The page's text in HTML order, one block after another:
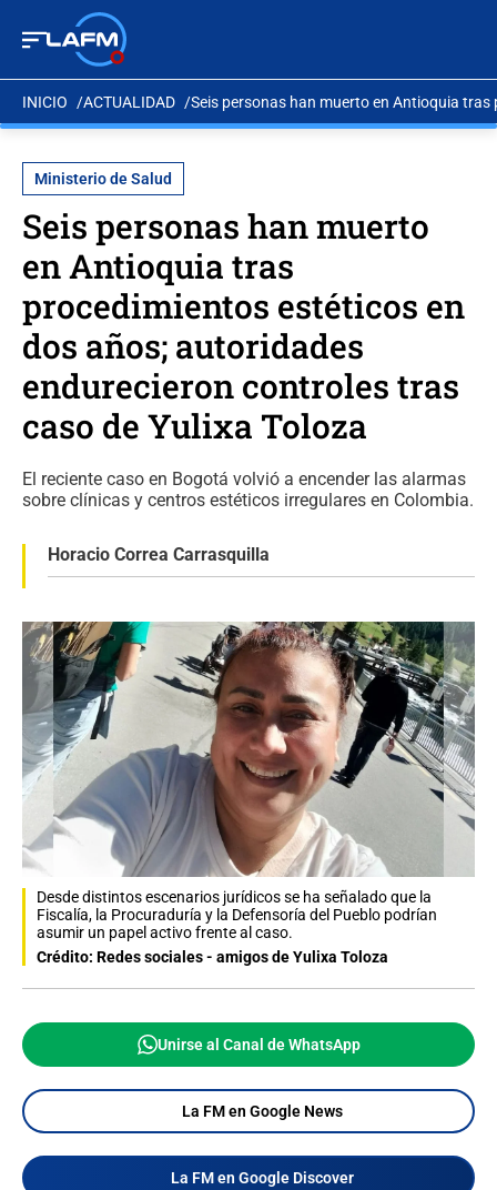
INICIO ACTUALIDAD Seis personas han muerto en Antioquia
Ministerio de Salud
Seis personas han muerto
en Antioquia tras
procedimientos estéticos en
dos años; autoridades
endurecieron controles tras
caso de Yulixa Toloza
El reciente caso en Bogotá volvió a encender las alarmas
sobre clínicas y centros estéticos irregulares en Colombia.
Horacio Correa Carrasquilla
Desde distintos escenarios jurídicos se ha señalado que la
Fiscalía, la Procuraduría y la Defensoría del Pueblo podrían
asumir un papel activo frente al caso.
Crédito: Redes sociales - amigos de Yulixa Toloza
Unirse al Canal de WhatsApp
La FM en Google News
La FM en Google Discover